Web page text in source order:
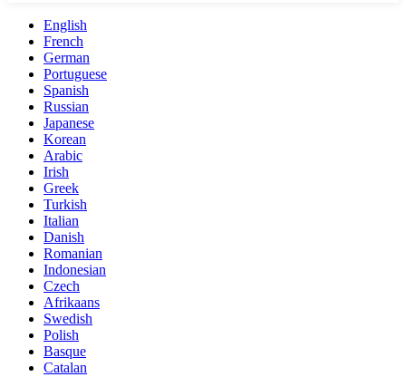
English
French
German
Portuguese
Spanish
Russian
Japanese
Korean
Arabic
Irish
Greek
Turkish
Italian
Danish
Romanian
Indonesian
Czech
Afrikaans
Swedish
Polish
Basque
Catalan